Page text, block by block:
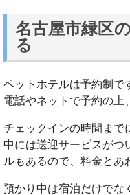
名古屋市緑区
る
ペットホテルは予約制で
電話やネットで予約の上
チェックインの時間まで
中には送迎サービスがつ
ルもあるので、料金とあ
預かり中は宿泊だけでな